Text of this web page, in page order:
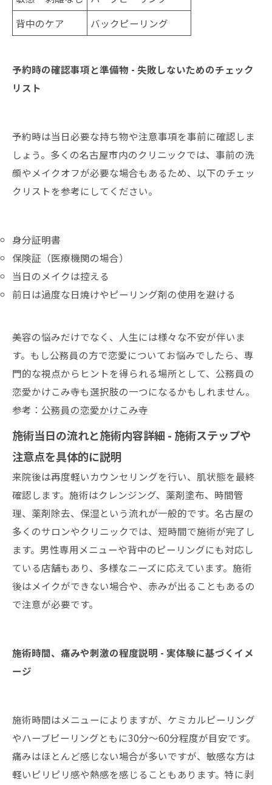
背中のケア
バックピーリング
予約時の確認事項と準備物 - 失敗しないためのチェック
リスト
予約時は当日必要な持ち物や注意事項を事前に確認しま
しょう。多くの名古屋市内のクリニックでは、事前の洗
顔やメイクオフが必要な場合もあるため、以下のチェッ
クリストを参考にしてください。
身分証明書
保険証（医療機関の場合）
当日のメイクは控える
前日は過度な日焼けやピーリング剤の使用を避ける
美容の悩みだけでなく、人生には様々な不安が伴いま
す。もし公務員の方で恋愛についてお悩みでしたら、専
門的な視点からヒントを得られる場所として、公務員の
恋愛かけこみ寺も選択肢の一つになるかもしれません。
参考： 公務員の恋愛かけこみ寺
施術当日の流れと施術内容詳細 - 施術ステップや
注意点を具体的に説明
来院後は再度軽いカウンセリングを行い、肌状態を最終
確認します。施術はクレンジング、薬剤塗布、時間管
理、薬剤除去、保湿という流れが一般的です。名古屋の
多くのサロンやクリニックでは、短時間で施術が完了し
ます。男性専用メニューや背中のピーリングにも対応し
ている店舗もあり、多様なニーズに応えています。施術
後はメイクができない場合や、赤みが出ることもあるの
で注意が必要です。
施術時間、痛みや刺激の程度説明 - 実体験に基づくイメ
ージ
施術時間はメニューによりますが、ケミカルピーリング
やハーブピーリングともに30分〜60分程度が目安です。
痛みはほとんど感じない場合が多いですが、敏感な方は
軽いピリピリ感や熱感を感じることもあります。特に剥